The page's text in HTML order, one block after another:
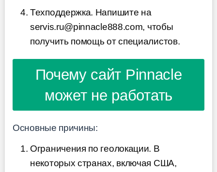
Техподдержка. Напишите на
servis.ru@pinnacle888.com, чтобы
получить помощь от специалистов.
Почему сайт Pinnacle
может не работать
Основные причины:
Ограничения по геолокации. В
некоторых странах, включая США,